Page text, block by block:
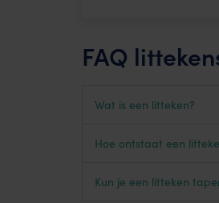
FAQ
Wat is een litteken?
Hoe ontstaat een
Kun je een litteken